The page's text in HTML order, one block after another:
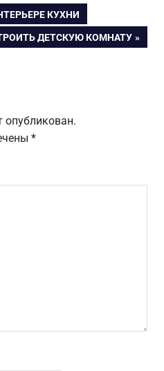
КУХНИ
ДЕТСКУЮ КОМНАТУ
опубликован.
*